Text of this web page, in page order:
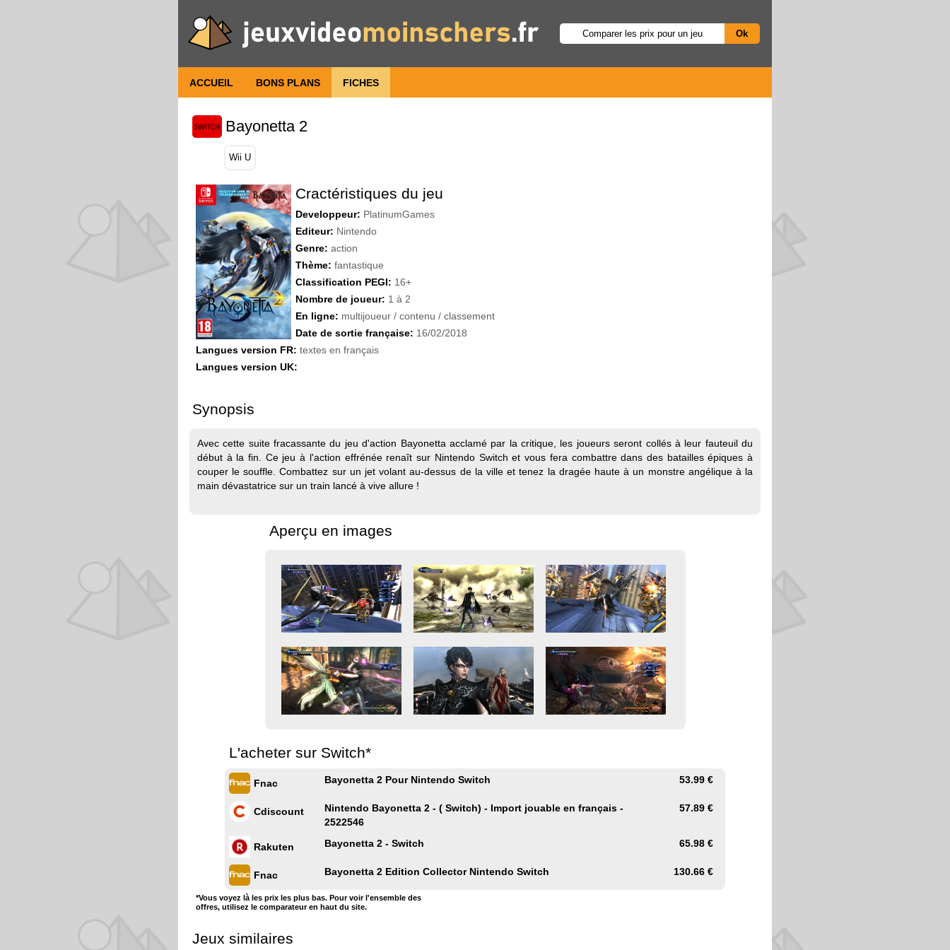
ACCUEIL BONS PLANS FICHES
Bayonetta 2
Wii U
Cractéristiques du jeu
Developpeur: PlatinumGames
Editeur: Nintendo
Genre: action
Thème: fantastique
Classification PEGI: 16+
Nombre de joueur: 1 à 2
En ligne: multijoueur / contenu / classement
Date de sortie française: 16/02/2018
Langues version FR: textes en français
Langues version UK:
Synopsis
Avec cette suite fracassante du jeu d'action Bayonetta acclamé par la critique, les joueurs seront collés à leur fauteuil du
début à la fin. Ce jeu à l'action effrénée renaît sur Nintendo Switch et vous fera combattre dans des batailles épiques à
couper le souffle. Combattez sur un jet volant au-dessus de la ville et tenez la dragée haute à un monstre angélique à la
main dévastatrice sur un train lancé à vive allure !
Aperçu en images
L'acheter sur Switch*
Fnac Bayonetta 2 Pour Nintendo Switch 53.99 €
Cdiscount
Nintendo Bayonetta 2 - ( Switch) - Import jouable en français -
2522546
57.89 €
Rakuten Bayonetta 2 - Switch 65.98 €
Fnac Bayonetta 2 Edition Collector Nintendo Switch 130.66 €
*Vous voyez là les prix les plus bas. Pour voir l'ensemble des
offres, utilisez le comparateur en haut du site.
Jeux similaires